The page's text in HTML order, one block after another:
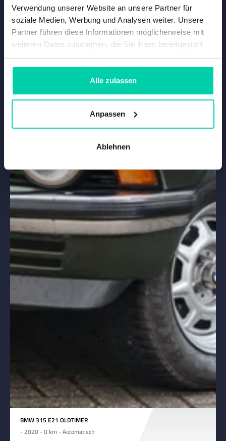
Verwendung unserer Website an unsere Partner für
soziale Medien, Werbung und Analysen weiter. Unsere
Partner führen diese Informationen möglicherweise mit
weiteren Daten zusammen, die Sie ihnen bereitgestellt
gesammelt haben.
Alle zulassen
Anpassen
Ablehnen
BMW 315 E21 OLDTIMER
- 2020 - 0 km - Automatisch